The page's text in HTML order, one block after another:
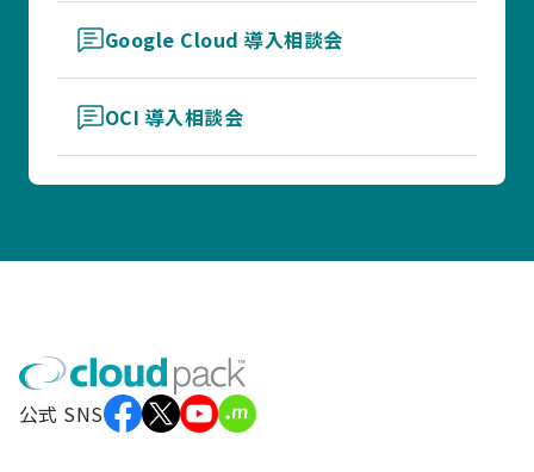
Google Cloud 導入相談会
OCI 導入相談会
公式 SNS